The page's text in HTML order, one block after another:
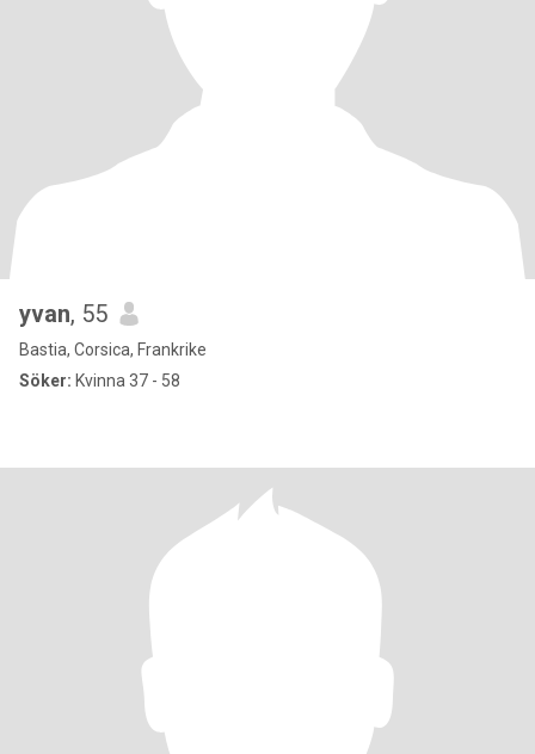
yvan, 55
Bastia, Corsica, Frankrike
Söker: Kvinna 37 - 58